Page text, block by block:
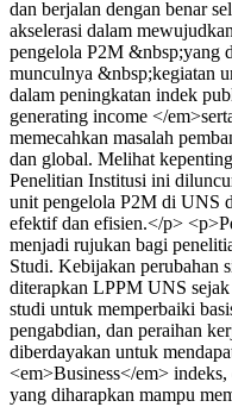
dan berjalan dengan benar
akselerasi dalam
pengelola P2M &nbsp;yang
munculnya &nbsp;kegiatan
dalam peningkatan indek
generating income </
memecahkan masalah
dan global. Melihat
Penelitian Institusi ini
unit pengelola P2M di UNS
efektif dan efisien.</p>
menjadi rujukan bagi
Studi. Kebijakan perubahan
diterapkan LPPM UNS
studi untuk memperbaiki
pengabdian, dan peraihan
diberdayakan untuk
<em>Business</em>
yang diharapkan mampu